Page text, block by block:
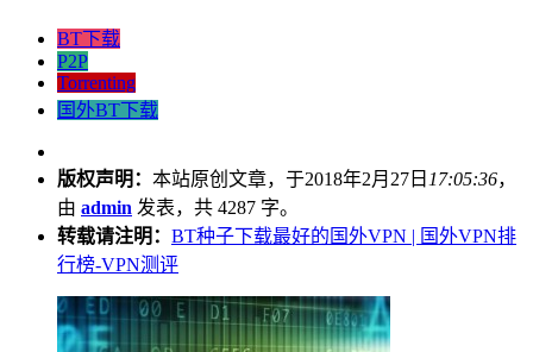
BT下载
P2P
Torrenting
国外BT下载
版权声明： 本站原创文章，于2018年2月27日 17:05:36，
由 admin 发表，共 4287 字。
转载请注明： BT种子下载最好的国外VPN | 国外VPN排
行榜-VPN测评